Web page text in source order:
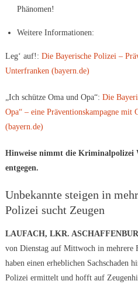
Phänomen!
Weitere Informationen:
Leg‘ auf!: Die Bayerische Polizei –
Unterfranken (bayern.de)
„Ich schütze Oma und Opa“: Die
Opa“ – eine Präventionskampagne mit
(bayern.de)
Hinweise nimmt die Kriminalpolizei
entgegen.
Unbekannte steigen in
Polizei sucht Zeugen
LAUFACH, LKR.
von Dienstag auf Mittwoch in mehrere
haben einen erheblichen Sachschaden
Polizei ermittelt und hofft auf